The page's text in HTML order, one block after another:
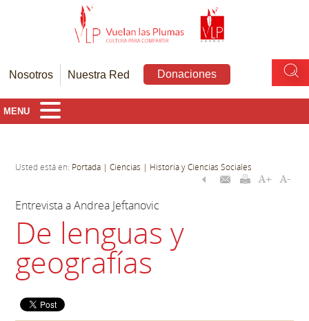
Nosotros Nuestra Red Donaciones
MENU
Usted está en: Portada | Ciencias | Historia y Ciencias Sociales
Entrevista a Andrea Jeftanovic
De lenguas y
geografías